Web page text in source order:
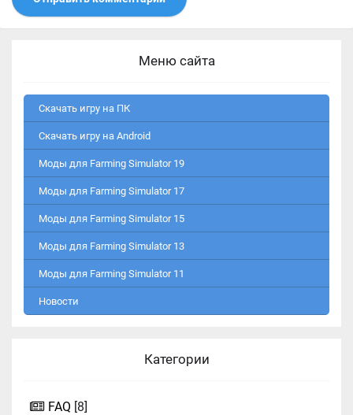
Меню сайта
Скачать игру на ПК
Скачать игру на Android
Моды для Farming Simulator 19
Моды для Farming Simulator 17
Моды для Farming Simulator 15
Моды для Farming Simulator 13
Моды для Farming Simulator 11
Новости
Категории
FAQ [8]